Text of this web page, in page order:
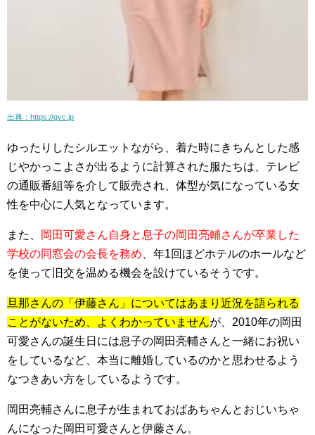
出典：https://qvc.jp
ゆったりしたシルエットながら、着た時にきちんとした感
じやかっこよさが出るように計算された服たちは、テレビ
の通販番組等を介して販売され、体型が気になっている女
性を中心に人気となっています。
また、
岡田可愛さん自身と息子の岡田亮輔さんが卒業した
学校の同窓会の会長を務め 、年1回ほどホテルのホールなど
を使って旧交を温める機会を設けているそうです。
旦那さんの「伊藤さん」についてはあまり近況を語られる
ことがないため、よくわかっていませんが、2010年の岡田
可愛さんの誕生日には息子の岡田亮輔さんと一緒にお祝い
をしているなど、本当に離婚しているのかと思わせるよう
なつきあい方をしているようです。
岡田亮輔さんに息子が生まれておばあちゃんとおじいちゃ
んになった岡田可愛さんと伊藤さん。